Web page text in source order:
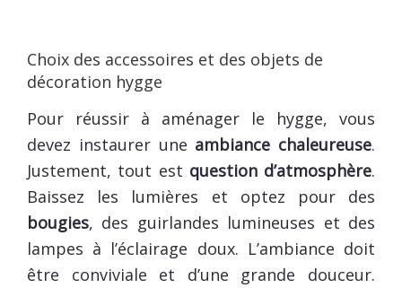
Choix des accessoires et des objets de
décoration hygge
Pour réussir à aménager le hygge, vous
devez instaurer une ambiance chaleureuse.
Justement, tout est question d’atmosphère.
Baissez les lumières et optez pour des
bougies, des guirlandes lumineuses et des
lampes à l’éclairage doux. L’ambiance doit
être conviviale et d’une grande douceur.